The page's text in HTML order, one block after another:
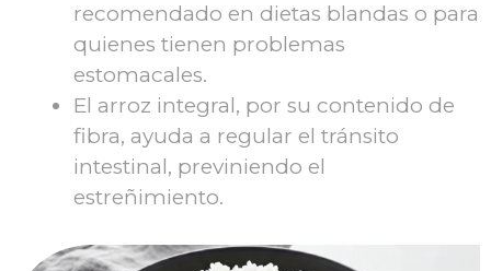
recomendado en dietas blandas o para
quienes tienen problemas
estomacales.
El arroz integral, por su contenido de
fibra, ayuda a regular el tránsito
intestinal, previniendo el
estreñimiento.